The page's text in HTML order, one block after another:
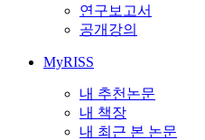
연구보고서
공개강의
MyRISS
내 추천논문
내 책장
내 최근 본 논문